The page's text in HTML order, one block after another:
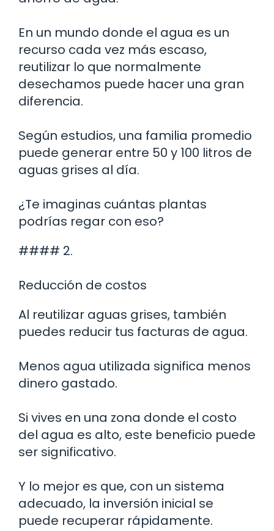
En un mundo donde el agua es un
recurso cada vez más escaso,
reutilizar lo que normalmente
desechamos puede hacer una gran
diferencia.
Según estudios, una familia promedio
puede generar entre 50 y 100 litros de
aguas grises al día.
¿Te imaginas cuántas plantas
podrías regar con eso?
#### 2.
Reducción de costos
Al reutilizar aguas grises, también
puedes reducir tus facturas de agua.
Menos agua utilizada significa menos
dinero gastado.
Si vives en una zona donde el costo
del agua es alto, este beneficio puede
ser significativo.
Y lo mejor es que, con un sistema
adecuado, la inversión inicial se
puede recuperar rápidamente.